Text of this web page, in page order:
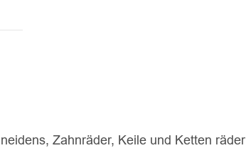
Zahnräder, Keile und Ketten räder